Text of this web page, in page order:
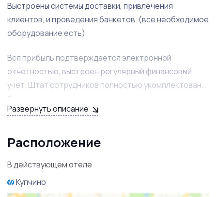
Выстроены системы доставки, привлечения
клиентов, и проведения банкетов. (все необходимое
оборудование есть)
Вся прибыль подтверждается электронной
отчетностью, выстроен регулярный финансовый
учет. Штат сотрудников полностью укомплектован.
Хорошая команда, готовы остаться с новым
собственником. Материальных активов на 7 млн.руб.
окупаемости 15 месяцев.
Собственник продает хорошо налаженный бизнес из-
за перевода инвестиций в другую сферу бизнеса. Все
бизнес-процессы налажены. Вы покупаете
Развернуть описание
Расположение
В действующем отеле
Купчино